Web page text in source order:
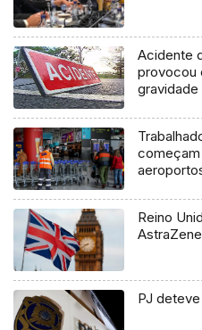
Acidente
provocou
gravidade
Reino
PJ